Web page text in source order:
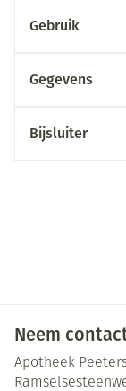
Gebruik
Gegevens
Bijsluiter
Neem
Apotheek